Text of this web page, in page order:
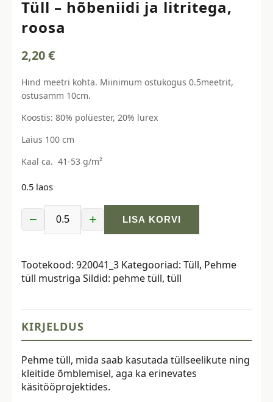
Tüll – hõbeniidi ja litritega,
roosa
2,20€
Hind meetri kohta. Miinimum ostukogus 0.5meetrit,
ostusamm 10cm.
Koostis: 80% polüester, 20% lurex
Laius 100 cm
Kaal ca. 41-53 g/m²
0.5 laos
−
ja
litritega,
+ LISA KORVI
Tootekood: 920041_3 Kategooriad: Tüll, Pehme
tüll mustriga Sildid: pehme tüll, tüll
KIRJELDUS
Pehme tüll, mida saab kasutada tüllseelikute ning
kleitide õmblemisel, aga ka erinevates
käsitööprojektides.